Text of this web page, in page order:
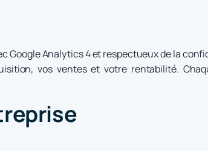
Google Analytics 4 et respectueux de la
vos ventes et votre rentabilité.